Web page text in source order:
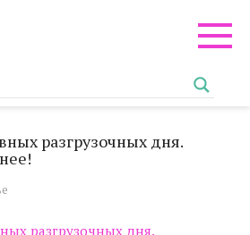
разгрузочных дня.